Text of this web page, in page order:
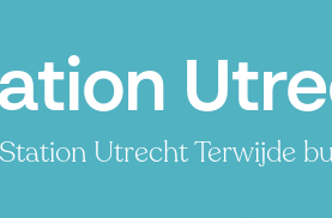
Utrecht Terwijde